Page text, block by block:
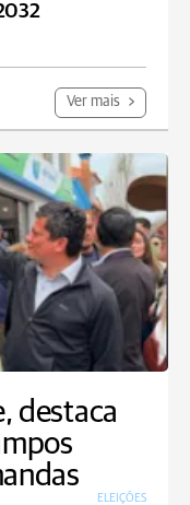
Ver mais
destaca
ELEIÇÕES